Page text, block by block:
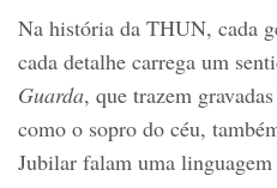
Na história da THUN, cada
cada detalhe carrega um
Guarda, que trazem
como o sopro do céu,
Jubilar falam uma